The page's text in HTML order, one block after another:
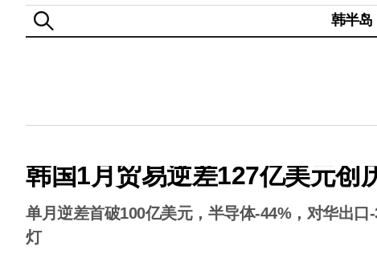
韩半岛
韩国1月贸易逆差127亿美元
单月逆差首破100亿美元，半导体-44%，对华出
灯